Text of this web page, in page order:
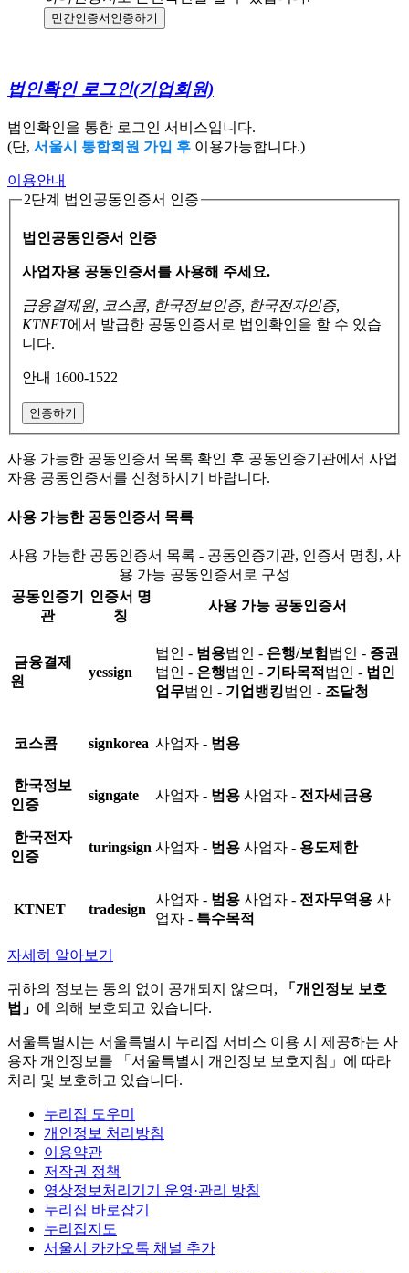
민간인증서 인증하기
법인확인 로그인(기업회원)
법인확인을 통한 로그인 서비스입니다.
(단, 서울시 통합회원 가입 후 이용가능합니다.)
이용안내
2단계 법인공동인증서 인증
법인공동인증서 인증
사업자용 공동인증서를 사용해 주세요.
금융결제원, 코스콤, 한국정보인증, 한국전자인증,
KTNET에서 발급한 공동인증서로 법인확인을 할 수 있습
니다.
안내 1600-1522
인증하기
사용 가능한 공동인증서 목록 확인 후 공동인증기관에서 사업
자용 공동인증서를 신청하시기 바랍니다.
사용 가능한 공동인증서 목록
사용 가능한 공동인증서 목록 - 공동인증기관, 인증서 명칭, 사
용 가능 공동인증서로 구성
공동인증기
관
인증서 명
칭
사용 가능 공동인증서
금융결제
원
yessign
법인 - 범용법인 - 은행/보험 법인 - 증권
법인 - 은행법인 - 기타목적 법인 - 법인
업무법인 - 기업뱅킹법인 - 조달청
코스콤 signkorea 사업자 - 범용
한국정보
인증
signgate 사업자 - 범용 사업자 - 전자세금용
한국전자
인증
turingsign 사업자 - 범용 사업자 - 용도제한
KTNET tradesign
사업자 - 범용 사업자 - 전자무역용 사
업자 - 특수목적
자세히 알아보기
귀하의 정보는 동의 없이 공개되지 않으며,
「개인정보 보호
법」 에 의해 보호되고 있습니다.
서울특별시는 서울특별시 누리집 서비스 이용 시 제공하는 사
용자 개인정보를 「서울특별시 개인정보 보호지침」에 따라
처리 및 보호하고 있습니다.
누리집 도우미
개인정보 처리방침
이용약관
저작권 정책
영상정보처리기기 운영·관리 방침
누리집 바로잡기
누리집지도
서울시 카카오톡 채널 추가